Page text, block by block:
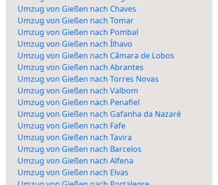
Umzug von Gießen nach Chaves
Umzug von Gießen nach Tomar
Umzug von Gießen nach Pombal
Umzug von Gießen nach Ílhavo
Umzug von Gießen nach Câmara de Lobos
Umzug von Gießen nach Abrantes
Umzug von Gießen nach Torres Novas
Umzug von Gießen nach Valbom
Umzug von Gießen nach Penafiel
Umzug von Gießen nach Gafanha da Nazaré
Umzug von Gießen nach Fafe
Umzug von Gießen nach Tavira
Umzug von Gießen nach Barcelos
Umzug von Gießen nach Alfena
Umzug von Gießen nach Elvas